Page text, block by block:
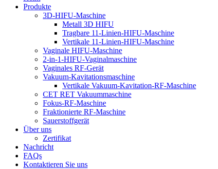
Produkte
3D-HIFU-Maschine
Metall 3D HIFU
Tragbare 11-Linien-HIFU-Maschine
Vertikale 11-Linien-HIFU-Maschine
Vaginale HIFU-Maschine
2-in-1-HIFU-Vaginalmaschine
Vaginales RF-Gerät
Vakuum-Kavitationsmaschine
Vertikale Vakuum-Kavitation-RF-Maschine
CET RET Vakuummaschine
Fokus-RF-Maschine
Fraktionierte RF-Maschine
Sauerstoffgerät
Über uns
Zertifikat
Nachricht
FAQs
Kontaktieren Sie uns